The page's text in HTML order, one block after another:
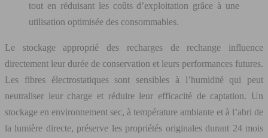
tout en réduisant les coûts d’exploitation grâce à une
utilisation optimisée des consommables.
Le stockage approprié des recharges de rechange influence
directement leur durée de conservation et leurs performances futures.
Les fibres électrostatiques sont sensibles à l’humidité qui peut
neutraliser leur charge et réduire leur efficacité de captation. Un
stockage en environnement sec, à température ambiante et à l’abri de
la lumière directe, préserve les propriétés originales durant 24 mois